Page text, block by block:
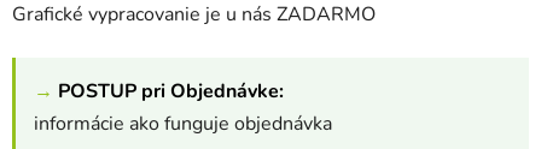
Grafické vypracovanie je u nás ZADARMO
→ POSTUP pri Objednávke:
informácie ako funguje objednávka